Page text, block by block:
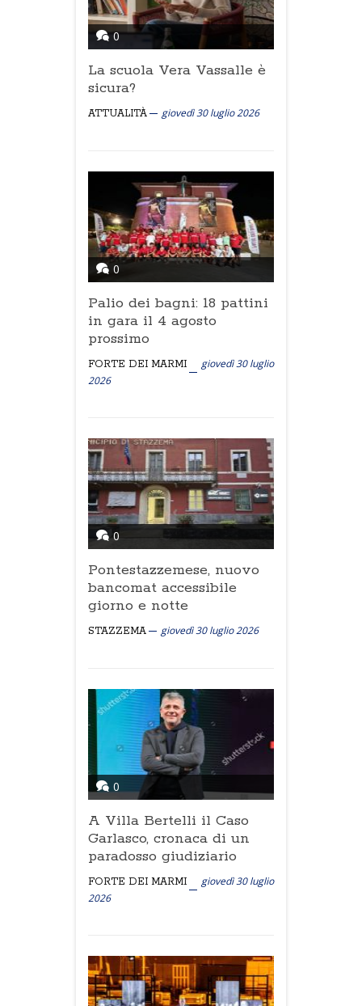
0
La scuola Vera Vassalle è
sicura?
ATTUALITÀ giovedì 30 luglio 2026
0
Palio dei bagni: 18 pattini
in gara il 4 agosto
prossimo
FORTE DEI MARMI
giovedì 30 luglio
2026
0
Pontestazzemese, nuovo
bancomat accessibile
giorno e notte
STAZZEMA giovedì 30 luglio 2026
0
A Villa Bertelli il Caso
Garlasco, cronaca di un
paradosso giudiziario
FORTE DEI MARMI
giovedì 30 luglio
2026